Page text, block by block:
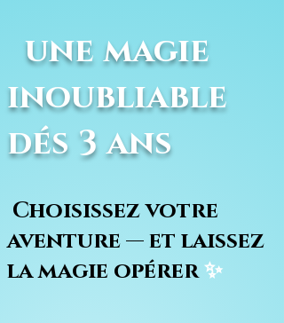
une magie
inoubliable
dés 3 ans
Choisissez votre
aventure — et laissez
la magie opérer✨